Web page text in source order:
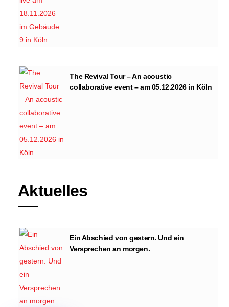
The Revival Tour – An acoustic
collaborative event – am 05.12.2026 in Köln
Aktuelles
Ein Abschied von gestern. Und ein
Versprechen an morgen.